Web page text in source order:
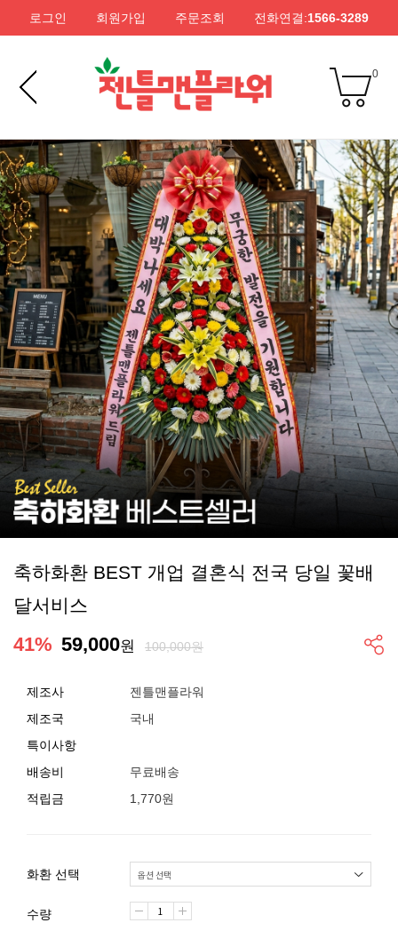
로그인 회원가입 주문조회 전화연결:1566-3289
0
축하화환 BEST 개업 결혼식 전국 당일 꽃배
달서비스
41% 59,000원 100,000원
제조사
젠틀맨플라워
제조국
국내
특이사항
배송비
무료배송
적립금
1,770원
화환 선택
수량